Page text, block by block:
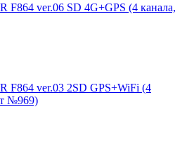
F864 ver.06 SD 4G+GPS (4 канала,
F864 ver.03 2SD GPS+WiFi (4
№969)